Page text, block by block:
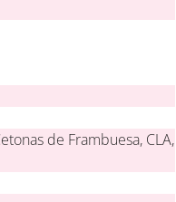
de Frambuesa, CLA,